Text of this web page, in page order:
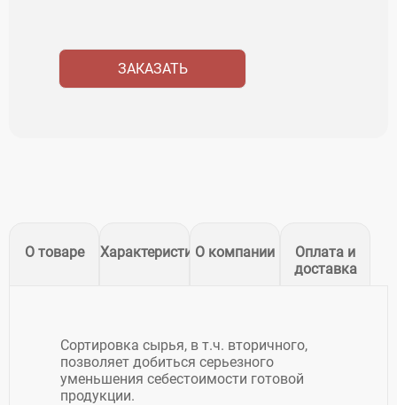
ЗАКАЗАТЬ
О товаре ХарактеристикиО компании
Оплата и
доставка
Сортировка сырья, в т.ч. вторичного,
позволяет добиться серьезного
уменьшения себестоимости готовой
продукции.